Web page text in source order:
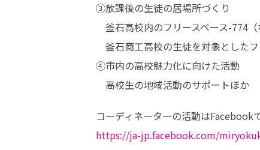
③放課後の生徒の居場所づくり
釜石高校内のフリースペース-774（
釜石商工高校の生徒を対象とした
④市内の高校魅力化に向けた活動
高校生の地域活動のサポートほか
https://ja-jp.facebook.com/